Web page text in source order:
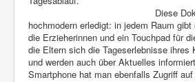
Diese
hochmodern erledigt: in jedem Raum
die Erzieherinnen und ein Touchpad für
die Eltern sich die Tageserlebnisse ihres
und werden auch über Aktuelles
Smartphone hat man ebenfalls Zugriff